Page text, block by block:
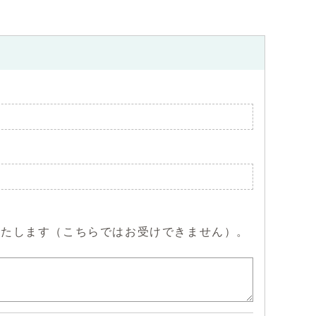
します（こちらではお受けできません）。